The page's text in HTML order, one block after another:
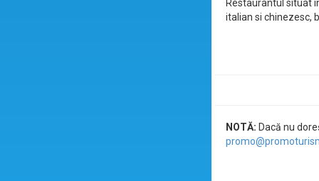
Restaurantul situat
italian si chinezesc,
NOTĂ: Dacă nu